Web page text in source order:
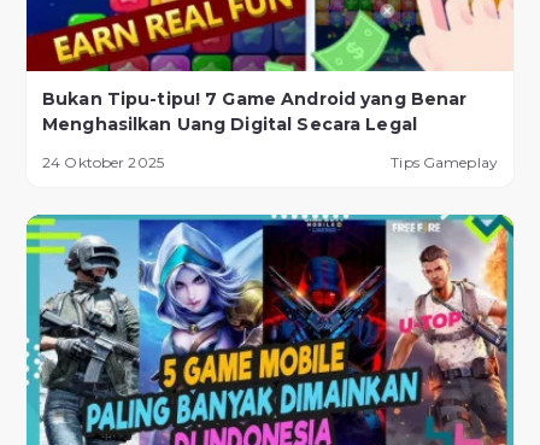
Bukan Tipu-tipu! 7 Game Android yang Benar
Menghasilkan Uang Digital Secara Legal
24 Oktober 2025 Tips Gameplay